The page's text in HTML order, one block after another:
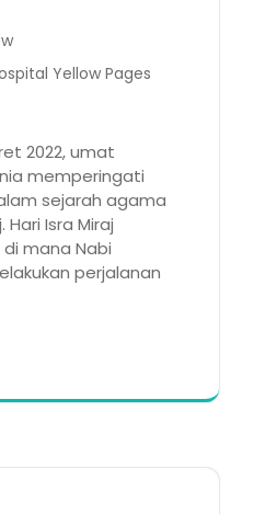
Yellow Pages
2022, umat
memperingati
sejarah agama
Hari Isra Miraj
mana Nabi
perjalanan